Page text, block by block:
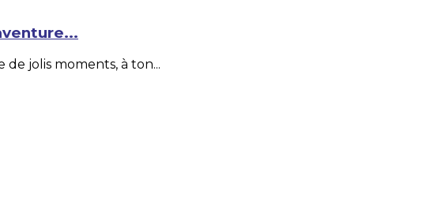
jolis moments, à ton...